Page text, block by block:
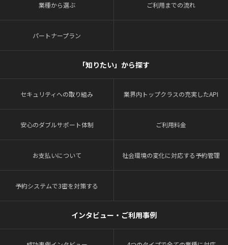
業種から選ぶ ご利用までの流れ
パートナープラン
「知りたい」から探す
セキュリティへの取り組み 業界内トップクラスの充実したAPI
安心のダブルサポート体制 ご利用料金
お支払いについて 社会環境の変化に対応する予約管理
予約システムで3密を対策する
インタビュー・ご利用事例